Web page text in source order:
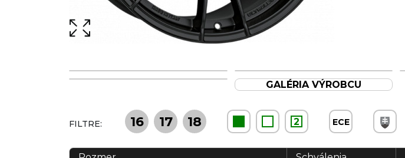
GALÉRIA VÝROBCU
FILTRE: 16 17 18 2 ECE